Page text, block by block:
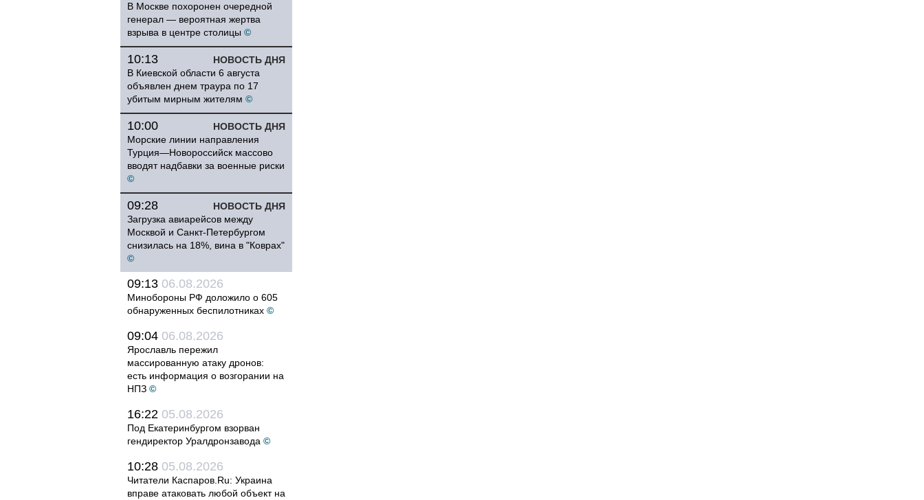
В Москве похоронен очередной
генерал — вероятная жертва
взрыва в центре столицы ©
НОВОСТЬ ДНЯ
10:13
В Киевской области 6 августа
объявлен днем траура по 17
убитым мирным жителям ©
НОВОСТЬ ДНЯ
10:00
Морские линии направления
Турция—Новороссийск массово
вводят надбавки за военные риски
©
НОВОСТЬ ДНЯ
09:28
Загрузка авиарейсов между
Москвой и Санкт-Петербургом
снизилась на 18%, вина в "Коврах"
©
09:13 06.08.2026
Минобороны РФ доложило о 605
обнаруженных беспилотниках ©
09:04 06.08.2026
Ярославль пережил
массированную атаку дронов:
есть информация о возгорании на
НПЗ ©
16:22 05.08.2026
Под Екатеринбургом взорван
гендиректор Уралдронзавода ©
10:28 05.08.2026
Читатели Каспаров.Ru: Украина
вправе атаковать любой объект на